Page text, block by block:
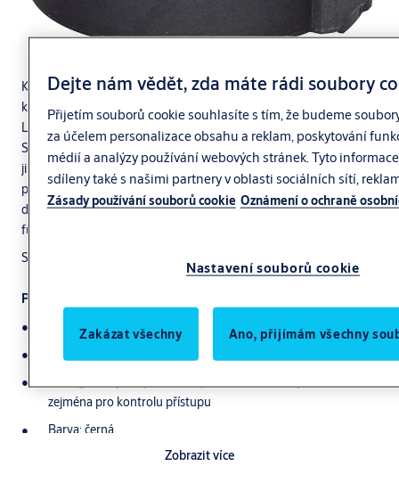
Kryt baterie pro klíče s RFID technologií chrání baterii a elektroniku
klíče. Je kompatibilní s různými RFID technologiemi, jako jsou
LEGIC ADVANT, MIFARE DESFire, MIFARE Classic a další.
Standardně je dodáván v černé barvě, ale je možné jej dodat i v
jiných barevných variantách, což umožňuje snadné odlišení klíčů
podle uživatele nebo typu přístupu. Kryt je navržen pro
dlouhodobé a bezpečné používání, přičemž zachovává plnou
funkčnost klíče a odolnost proti běžnému opotřebení.
S integrovaným čipem RFID
Popis produktu
Pro elektronické klíče eCLIQ/CLIQ
Go design 3
zejména pro kontrolu přístupu
Barva: černá
Zobrazit více
Dejte nám vědět, zda máte rádi soubory
Přijetím souborů cookie souhlasíte s tím, že budeme
za účelem personalizace obsahu a reklam, poskytování
médií a analýzy používání webových stránek. Tyto
sdíleny také s našimi partnery v oblasti sociálních sítí,
Zásady používání souborů cookie Oznámení o ochraně
Nastavení souborů cookie
Zakázat všechny Ano, přijímám všechny